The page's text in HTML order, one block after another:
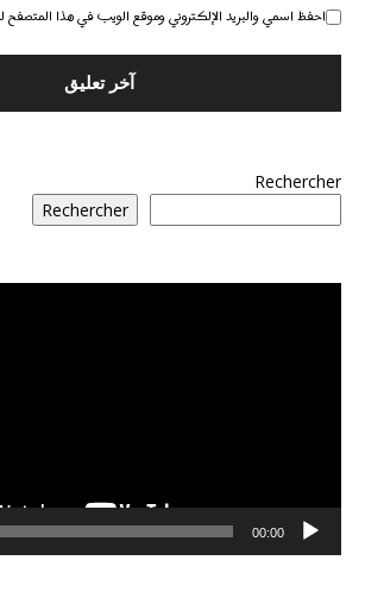
احفظ اسمي والبريد الإلكتروني وموقع الويب في هذا المتصفح
Rechercher
Rechercher
00:00